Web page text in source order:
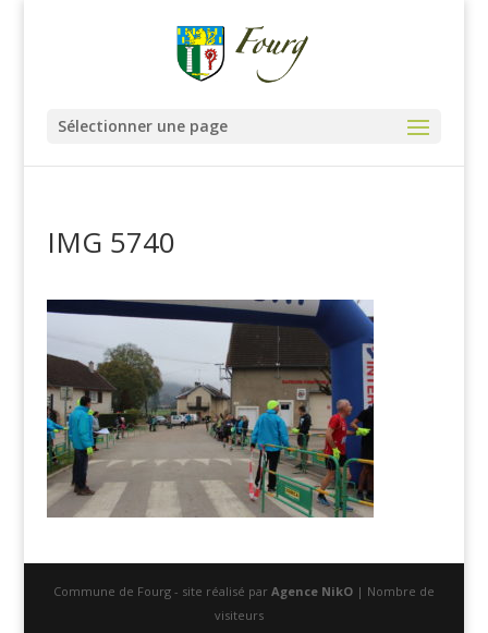
Sélectionner une page
IMG 5740
Commune de Fourg - site réalisé par Agence NikO| Nombre de
visiteurs